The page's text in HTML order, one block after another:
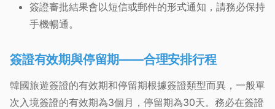
簽證審批結果會以短信或郵件的形式通知，請務必保持
手機暢通。
簽證有效期與停留期——合理安排行程
韓國旅遊簽證的有效期和停留期根據簽證類型而異，一般單
次入境簽證的有效期為3個月，停留期為30天。務必在簽證